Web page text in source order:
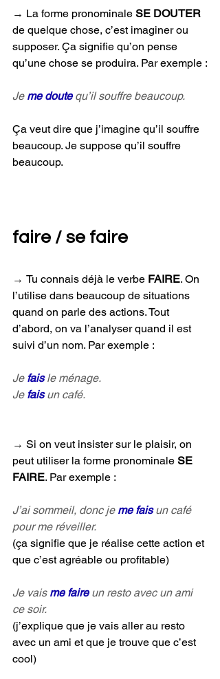
→ La forme pronominale SE DOUTER
de quelque chose, c’est imaginer ou
supposer. Ça signifie qu’on pense
qu’une chose se produira. Par exemple :
Je me doute qu’il souffre beaucoup.
Ça veut dire que j’imagine qu’il souffre
beaucoup. Je suppose qu’il souffre
beaucoup.
faire / se faire
→ Tu connais déjà le verbe FAIRE. On
l’utilise dans beaucoup de situations
quand on parle des actions. Tout
d’abord, on va l’analyser quand il est
suivi d’un nom. Par exemple :
Je fais le ménage.
Je fais un café.
→ Si on veut insister sur le plaisir, on
peut utiliser la forme pronominale SE
FAIRE. Par exemple :
J’ai sommeil, donc je me fais un café
pour me réveiller.
(ça signifie que je réalise cette action et
que c’est agréable ou profitable)
Je vais me faire un resto avec un ami
ce soir.
(j’explique que je vais aller au resto
avec un ami et que je trouve que c’est
cool)